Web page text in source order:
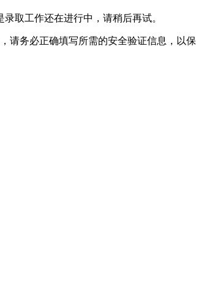
取工作还在进行中，请稍后再试。
请务必正确填写所需的安全验证信息，以保